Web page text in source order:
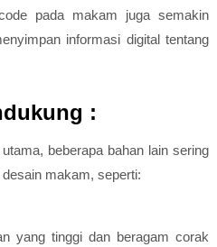
pada makam juga semakin
informasi digital tentang
:
beberapa bahan lain sering
makam, seperti:
yang tinggi dan beragam corak